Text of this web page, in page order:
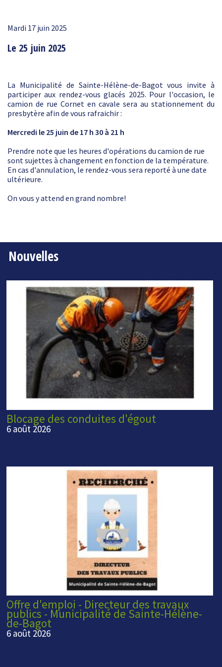
Mardi 17 juin 2025
Le 25 juin 2025
La Municipalité de Sainte-Hélène-de-Bagot vous invite à
participer aux rendez-vous glacés 2025. Pour l'occasion, le
camion de rue Cornet en cavale sera au stationnement du
presbytère afin de vous rafraichir :
Mercredi le 25 juin de 17 h 30 à 21 h
Prendre note que les heures d'opérations du camion de rue
sont sujettes à changement en fonction de la température.
En cas d'annulation, le rendez-vous sera reporté à une date
ultérieure.
On vous y attend en grand nombre!
Nouvelles
Blocage des conduites d'égout
6 août 2026
Offre d'emploi - Directeur des travaux
publics - Municipalité de Sainte-Hélène-
de-Bagot
6 août 2026